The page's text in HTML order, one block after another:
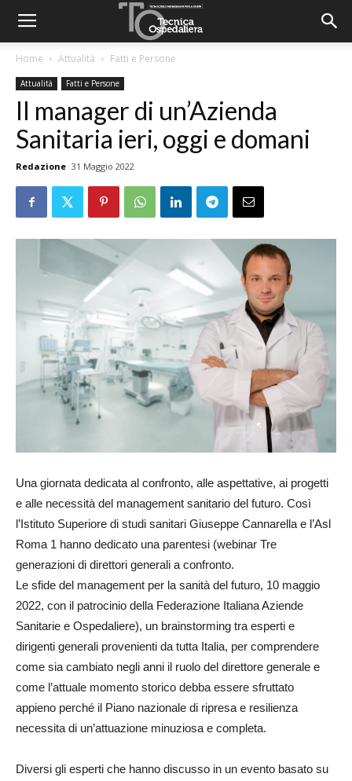
Home Attualità Fatti e Persone
Attualità Fatti e Persone
Il manager di un’Azienda
Sanitaria ieri, oggi e domani
Redazione 31 Maggio 2022
Una giornata dedicata al confronto, alle aspettative, ai progetti
e alle necessità del management sanitario del futuro. Così
l’Istituto Superiore di studi sanitari Giuseppe Cannarella e l’Asl
Roma 1 hanno dedicato una parentesi (webinar Tre
generazioni di direttori generali a confronto.
Le sfide del management per la sanità del futuro, 10 maggio
2022, con il patrocinio della Federazione Italiana Aziende
Sanitarie e Ospedaliere), un brainstorming tra esperti e
dirigenti generali provenienti da tutta Italia, per comprendere
come sia cambiato negli anni il ruolo del direttore generale e
come l’attuale momento storico debba essere sfruttato
appieno perché il Piano nazionale di ripresa e resilienza
necessita di un’attuazione minuziosa e completa.
Diversi gli esperti che hanno discusso in un evento basato su